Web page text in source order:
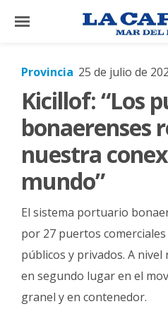
×
El
País
Mundo
La
Cultura
Tecnología
Gastronomía
Salud
Provincia 25 de julio de
Kicillof: “Los
bonaerenses
nuestra
mundo”
El sistema portuario
por 27 puertos
públicos y privados. A nivel
en segundo lugar en el
granel y en contenedor.